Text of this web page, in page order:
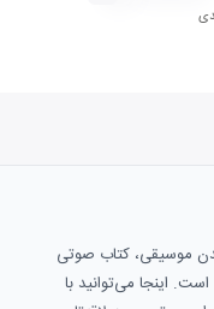
موسیقی، کتاب صوتی
اینجا می‌توانید با